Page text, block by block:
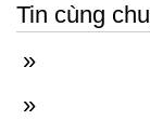
Tin cùng
»
»